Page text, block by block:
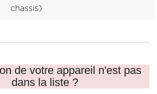
chassis)
de votre appareil n'est pas
dans la liste ?